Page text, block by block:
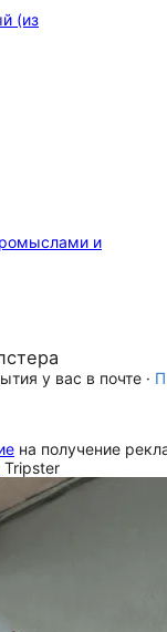
и
у вас в почте ·
на получение
Tripster